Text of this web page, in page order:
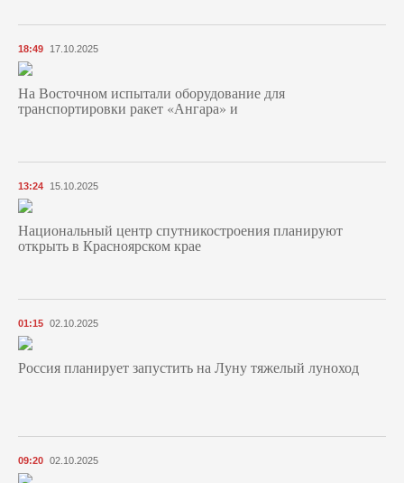
18:49 17.10.2025
На Восточном испытали оборудование для
транспортировки ракет «Ангара» и
13:24 15.10.2025
Национальный центр спутникостроения планируют
открыть в Красноярском крае
01:15 02.10.2025
Россия планирует запустить на Луну тяжелый луноход
09:20 02.10.2025